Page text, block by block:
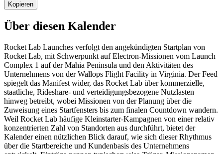
Kopieren
Über diesen Kalender
Rocket Lab Launches verfolgt den angekündigten Startplan von
Rocket Lab, mit Schwerpunkt auf Electron-Missionen vom Launch
Complex 1 auf der Mahia Peninsula und den Aktivitäten des
Unternehmens von der Wallops Flight Facility in Virginia. Der Feed
spiegelt das Manifest wider, das Rocket Lab über kommerzielle,
staatliche, Rideshare- und verteidigungsbezogene Nutzlasten
hinweg betreibt, wobei Missionen von der Planung über die
Zuweisung eines Startfensters bis zum finalen Countdown wandern.
Weil Rocket Lab häufige Kleinstarter-Kampagnen von einer relativ
konzentrierten Zahl von Standorten aus durchführt, bietet der
Kalender einen nützlichen Blick darauf, wie sich dieser Rhythmus
über die Startbereiche und Kundenbasis des Unternehmens